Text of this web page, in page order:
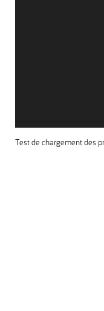
Test de chargement des